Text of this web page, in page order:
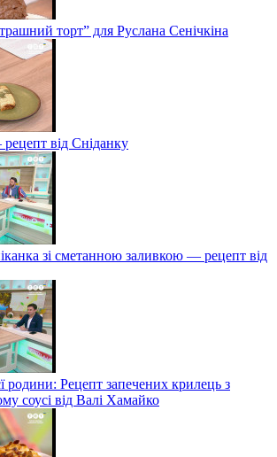
торт” для Руслана Сенічкіна
рецепт від Сніданку
зі сметанною заливкою — рецепт від
родини: Рецепт запечених крилець з
соусі від Валі Хамайко